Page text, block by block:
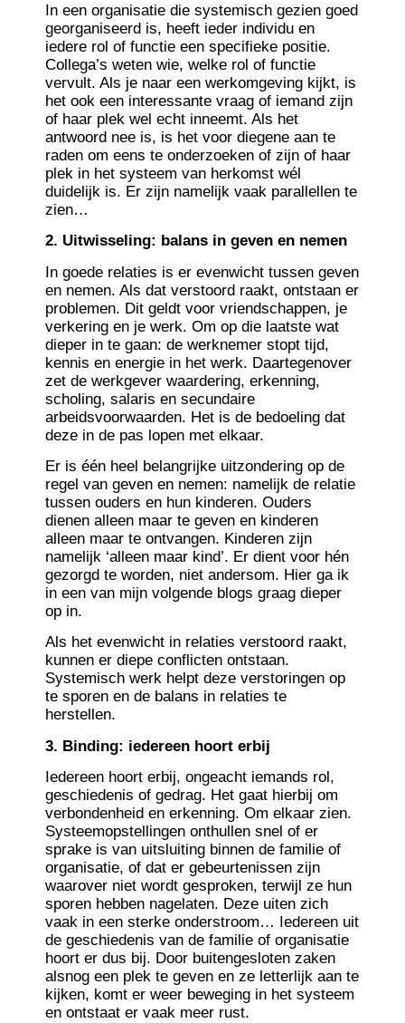
In een organisatie die systemisch gezien goed
georganiseerd is, heeft ieder individu en
iedere rol of functie een specifieke positie.
Collega’s weten wie, welke rol of functie
vervult. Als je naar een werkomgeving kijkt, is
het ook een interessante vraag of iemand zijn
of haar plek wel echt inneemt. Als het
antwoord nee is, is het voor diegene aan te
raden om eens te onderzoeken of zijn of haar
plek in het systeem van herkomst wél
duidelijk is. Er zijn namelijk vaak parallellen te
zien…
2. Uitwisseling: balans in geven en nemen
In goede relaties is er evenwicht tussen geven
en nemen. Als dat verstoord raakt, ontstaan er
problemen. Dit geldt voor vriendschappen, je
verkering en je werk. Om op die laatste wat
dieper in te gaan: de werknemer stopt tijd,
kennis en energie in het werk. Daartegenover
zet de werkgever waardering, erkenning,
scholing, salaris en secundaire
arbeidsvoorwaarden. Het is de bedoeling dat
deze in de pas lopen met elkaar.
Er is één heel belangrijke uitzondering op de
regel van geven en nemen: namelijk de relatie
tussen ouders en hun kinderen. Ouders
dienen alleen maar te geven en kinderen
alleen maar te ontvangen. Kinderen zijn
namelijk ‘alleen maar kind’. Er dient voor hén
gezorgd te worden, niet andersom. Hier ga ik
in een van mijn volgende blogs graag dieper
op in.
Als het evenwicht in relaties verstoord raakt,
kunnen er diepe conflicten ontstaan.
Systemisch werk helpt deze verstoringen op
te sporen en de balans in relaties te
herstellen.
3. Binding: iedereen hoort erbij
Iedereen hoort erbij, ongeacht iemands rol,
geschiedenis of gedrag. Het gaat hierbij om
verbondenheid en erkenning. Om elkaar zien.
Systeemopstellingen onthullen snel of er
sprake is van uitsluiting binnen de familie of
organisatie, of dat er gebeurtenissen zijn
waarover niet wordt gesproken, terwijl ze hun
sporen hebben nagelaten. Deze uiten zich
vaak in een sterke onderstroom… Iedereen uit
de geschiedenis van de familie of organisatie
hoort er dus bij. Door buitengesloten zaken
alsnog een plek te geven en ze letterlijk aan te
kijken, komt er weer beweging in het systeem
en ontstaat er vaak meer rust.